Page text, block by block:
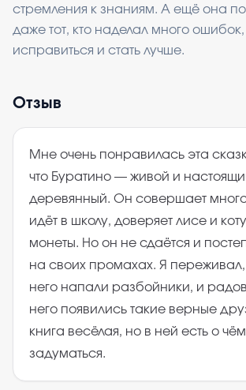
стремления к знаниям. А ещё она
даже тот, кто наделал много
исправиться и стать лучше.
Отзыв
Мне очень понравилась эта
что Буратино — живой и
деревянный. Он совершает
идёт в школу, доверяет лисе и
монеты. Но он не сдаётся и
на своих промахах. Я переживал,
него напали разбойники, и
него появились такие верные
книга весёлая, но в ней есть о чём
задуматься.